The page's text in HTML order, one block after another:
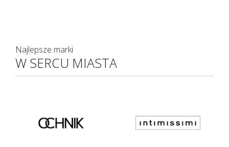
Najlepsze marki
W SERCU MIASTA